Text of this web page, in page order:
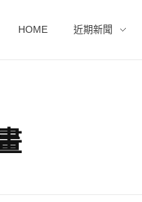
HOME 近期新聞